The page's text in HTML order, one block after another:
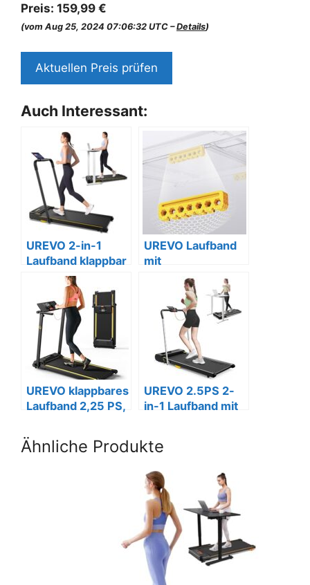
Preis: 159,99 €
(vom Aug 25, 2024 07:06:32 UTC –Details)
Aktuellen Preis prüfen
Auch Interessant:
UREVO 2-in-1
Laufband klappbar
mit APP und
Fernbedienung
UREVO Laufband
mit
Fernbedienung,
kompakt und leise.
UREVO klappbares
Laufband 2,25 PS,
Programme,
platzsparend.
UREVO 2.5PS 2-
in-1 Laufband mit
Ähnliche Produkte